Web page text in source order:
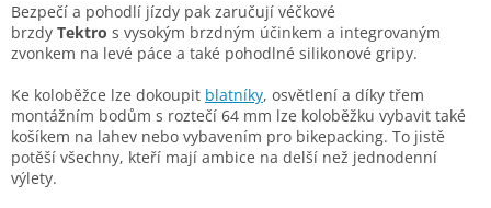
Bezpečí a pohodlí jízdy pak zaručují véčkové
brzdy Tektro s vysokým brzdným účinkem a integrovaným
zvonkem na levé páce a také pohodlné silikonové gripy.
Ke koloběžce lze dokoupit blatníky, osvětlení a díky třem
montážním bodům s roztečí 64 mm lze koloběžku vybavit také
košíkem na lahev nebo vybavením pro bikepacking. To jistě
potěší všechny, kteří mají ambice na delší než jednodenní
výlety.